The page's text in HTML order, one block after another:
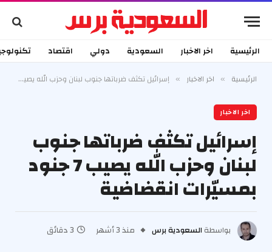
الرئيسية اخر الاخبار السعودية دولي اقتصاد
الرئيسية » اخر الاخبار » إسرائيل تكثف ضرباتها جنوب لبنان وحزب الله يصيب 7 جنود بمسيّرات انقضاضية
اخر الاخبار
إسرائيل تكثف ضرباتها جنوب
لبنان وحزب الله يصيب 7 جنود
بمسيّرات انقضاضية
بواسطة السعودية برس منذ 3 أشهر 3 دقائق